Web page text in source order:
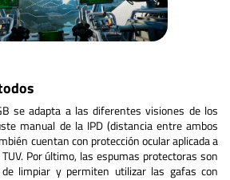
se adapta a las diferentes visiones de los
manual de la IPD (distancia entre ambos
cuentan con protección ocular aplicada a
Por último, las espumas protectoras son
de limpiar y permiten utilizar las gafas con